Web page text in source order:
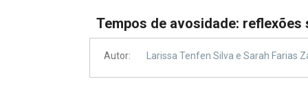
Processos - IBDFAM
Tempos de avosidade:
Autor: Larissa Tenfen Silva e Sarah Farias